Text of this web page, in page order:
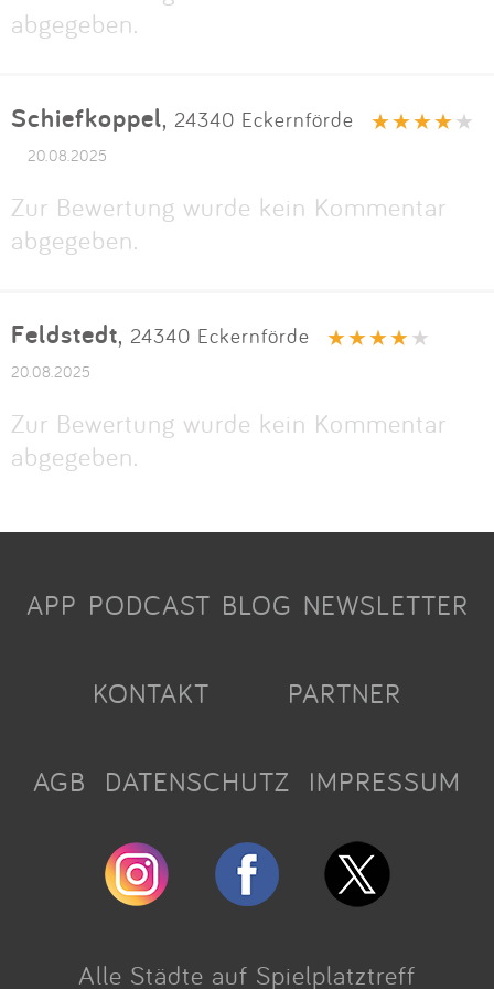
abgegeben.
Schiefkoppel, 24340 Eckernförde
20.08.2025
Zur Bewertung wurde kein Kommentar
abgegeben.
Feldstedt, 24340 Eckernförde
20.08.2025
Zur Bewertung wurde kein Kommentar
abgegeben.
APP PODCAST BLOG NEWSLETTER
KONTAKT PARTNER
AGB DATENSCHUTZ IMPRESSUM
Alle Städte auf Spielplatztreff